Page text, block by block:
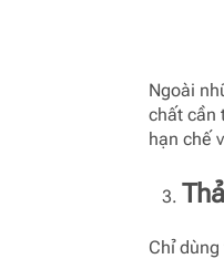
Ngoài
chất cần
hạn chế
Chỉ